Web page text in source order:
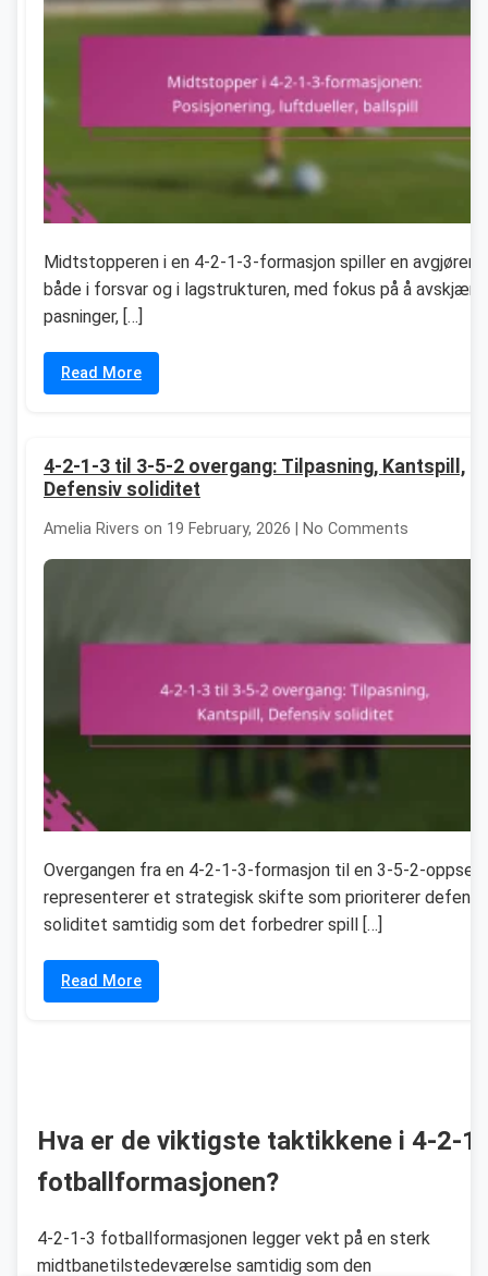
Midtstopperen i en 4-2-1-3-formasjon spiller en
både i forsvar og i lagstrukturen, med fokus på å avskjære
pasninger, […]
Read More
4-2-1-3 til 3-5-2 overgang: Tilpasning, Kantspill,
Defensiv soliditet
Amelia Rivers on 19 February, 2026 | No Comments
Overgangen fra en 4-2-1-3-formasjon til en 3-5-2-oppsett
representerer et strategisk skifte som prioriterer
soliditet samtidig som det forbedrer spill […]
Read More
Hva er de viktigste taktikkene i 4-2-
fotballformasjonen?
4-2-1-3 fotballformasjonen legger vekt på en sterk
midtbanetilstedeværelse samtidig som den